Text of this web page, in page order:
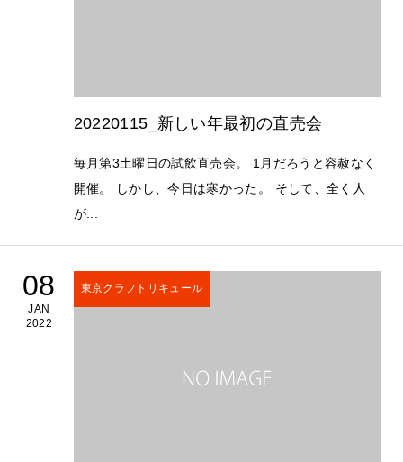
20220115_新しい年最初の直売会
毎月第3土曜日の試飲直売会。 1月だろうと容赦なく
開催。 しかし、今日は寒かった。 そして、全く人
が...
08
JAN
2022
東京クラフトリキュール